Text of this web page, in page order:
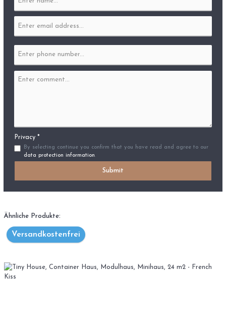
Privacy *
By selecting continue you confirm that you have read and agree to our
data protection information.
Submit
Ähnliche Produkte:
Versandkostenfrei